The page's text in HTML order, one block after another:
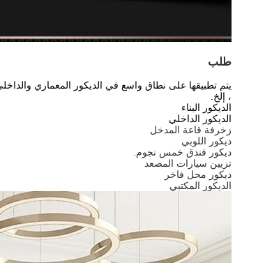
طلب
يتم تطبيقها على نطاق واسع في الديكور المعماري
، إلخ.
الديكور البناء
الديكور الداخلي
زخرفة قاعة المدخل
ديكور اللوبي
ديكور فندق خمس نجوم.
تزيين سيارات المصعد
ديكور محل فاخر
الديكور المكتبي